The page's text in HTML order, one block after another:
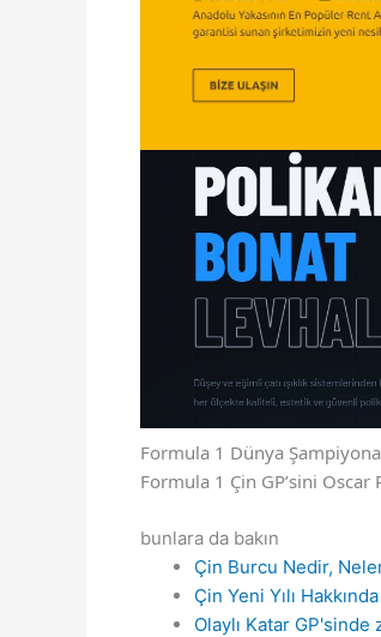
Formula 1 Dünya
Formula 1 Çin GP’sini Oscar
bunlara da bakın
Çin Burcu Nedir,
Çin Yeni Yılı
Olaylı Katar